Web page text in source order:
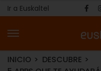
Ir a Euskaltel
INICIO
DESCUBRE